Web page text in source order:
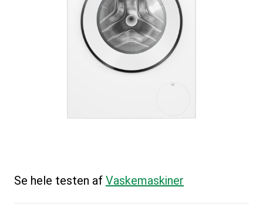
Se hele testen af Vaskemaskiner